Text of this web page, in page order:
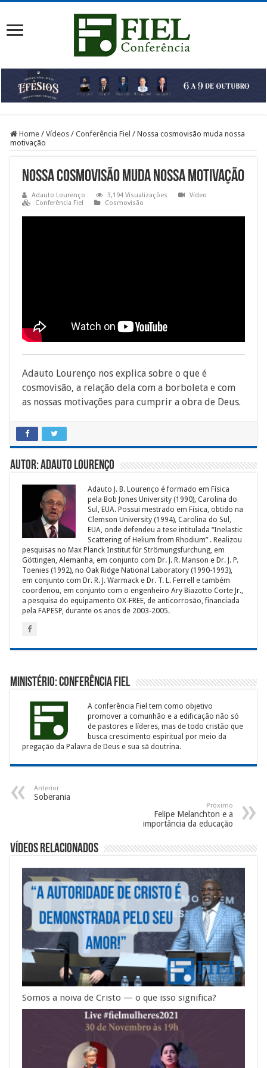
Home / Vídeos / Conferência Fiel / Nossa cosmovisão muda nossa
motivação
Nossa cosmovisão muda nossa motivação
Adauto Lourenço 3,194 Visualizações
Vídeo
Conferência Fiel
Cosmovisão
Adauto Lourenço nos explica sobre o que é
cosmovisão, a relação dela com a borboleta e com
as nossas motivações para cumprir a obra de Deus.
Autor: Adauto Lourenço
Adauto J. B. Lourenço é formado em Física
pela Bob Jones University (1990), Carolina do
Sul, EUA. Possui mestrado em Física, obtido na
Clemson University (1994), Carolina do Sul,
EUA, onde defendeu a tese intitulada “Inelastic
Scattering of Helium from Rhodium” . Realizou
pesquisas no Max Planck Institut für Strömungsfurchung, em
Göttingen, Alemanha, em conjunto com Dr. J. R. Manson e Dr. J. P.
Toenies (1992), no Oak Ridge National Laboratory (1990-1993),
em conjunto com Dr. R. J. Warmack e Dr. T. L. Ferrell e também
coordenou, em conjunto com o engenheiro Ary Biazotto Corte Jr.,
a pesquisa do equipamento OX-FREE, de anticorrosão, financiada
pela FAPESP, durante os anos de 2003-2005.
Ministério: Conferência Fiel
A conferência Fiel tem como objetivo
promover a comunhão e a edificação não só
de pastores e líderes, mas de todo cristão que
busca crescimento espiritual por meio da
pregação da Palavra de Deus e sua sã doutrina.
Anterior
Soberania
Próximo
Felipe Melanchton e a
importância da educação
Vídeos Relacionados
Somos a noiva de Cristo — o que isso significa?